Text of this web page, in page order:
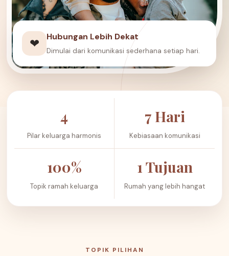
❤ Hubungan Lebih Dekat
Dimulai dari komunikasi sederhana setiap hari.
4
Pilar keluarga harmonis
7 Hari
Kebiasaan komunikasi
100%
Topik ramah keluarga
1 Tujuan
Rumah yang lebih hangat
TOPIK PILIHAN